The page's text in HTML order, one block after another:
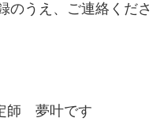
のうえ、ご連絡くださ
師 夢叶です